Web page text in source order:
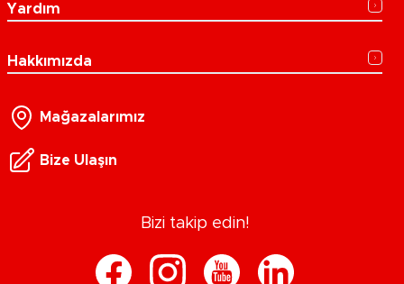
Yardım
Hakkımızda
Mağazalarımız
Bize Ulaşın
Bizi takip edin!